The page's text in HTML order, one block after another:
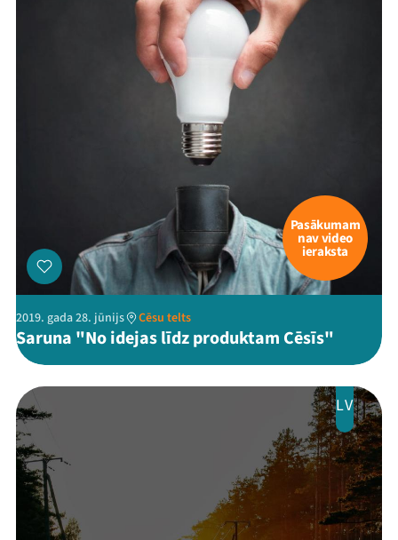
Pasākumam
nav video
ieraksta
2019. gada 28. jūnijs Cēsu telts
Saruna "No idejas līdz produktam Cēsīs"
LV